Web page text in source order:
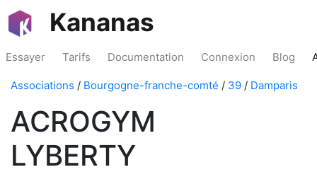
Kananas
Essayer Tarifs Documentation Connexion Blog
Associations / Bourgogne-franche-comté / 39 / Damparis
ACROGYM
LYBERTY